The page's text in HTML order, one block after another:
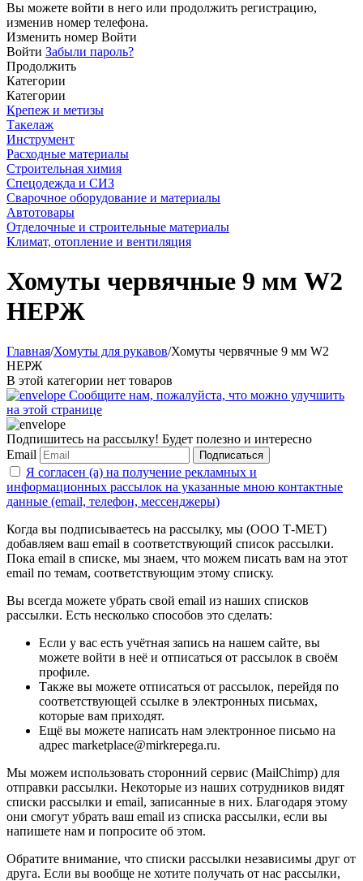
Вы можете войти в него или продолжить регистрацию,
изменив номер телефона.
Изменить номер Войти
Войти Забыли пароль?
Продолжить
Категории
Категории
Крепеж и метизы
Такелаж
Инструмент
Расходные материалы
Строительная химия
Спецодежда и СИЗ
Сварочное оборудование и материалы
Автотовары
Отделочные и строительные материалы
Климат, отопление и вентиляция
Хомуты червячные 9 мм W2
НЕРЖ
Главная/Хомуты для рукавов/Хомуты червячные 9 мм W2
НЕРЖ
В этой категории нет товаров
Сообщите нам, пожалуйста, что можно улучшить
на этой странице
Подпишитесь на рассылку! Будет полезно и интересно
Email
Подписаться
Я согласен (а) на получение рекламных и
информационных рассылок на указанные мною контактные
данные (email, телефон, мессенджеры)
Когда вы подписываетесь на рассылку, мы (ООО Т-МЕТ)
добавляем ваш email в соответствующий список рассылки.
Пока email в списке, мы знаем, что можем писать вам на этот
email по темам, соответствующим этому списку.
Вы всегда можете убрать свой email из наших списков
рассылки. Есть несколько способов это сделать:
Если у вас есть учётная запись на нашем сайте, вы
можете войти в неё и отписаться от рассылок в своём
профиле.
Также вы можете отписаться от рассылок, перейдя по
соответствующей ссылке в электронных письмах,
которые вам приходят.
Ещё вы можете написать нам электронное письмо на
адрес marketplace@mirkrepega.ru.
Мы можем использовать сторонний сервис (MailChimp) для
отправки рассылки. Некоторые из наших сотрудников видят
списки рассылки и email, записанные в них. Благодаря этому
они смогут убрать ваш email из списка рассылки, если вы
напишете нам и попросите об этом.
Обратите внимание, что списки рассылки независимы друг от
друга. Если вы вообще не хотите получать от нас рассылки,